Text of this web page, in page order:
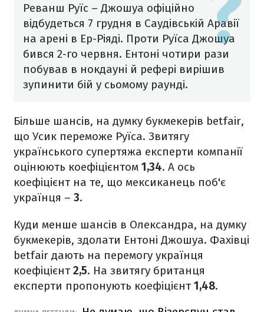
Реванш Руїс – Джошуа офіційно
відбудеться 7 грудня в Саудівській Аравії
на арені в Ер-Ріяді. Проти Руїса Джошуа
бився 2-го червня. Ентоні чотири рази
побував в нокдауні й рефері вирішив
зупинити бій у сьомому раунді.
Більше шансів, на думку букмекерів betfair,
що Усик переможе Руїса. Звитягу
українського супертяжа експерти компанії
оцінюють коефіцієнтом 1,34. А ось
коефіцієнт на те, що мексиканець поб'є
українця – 3.
Куди менше шансів в Олександра, на думку
букмекерів, здолати Ентоні Джошуа. Фахівці
betfair дають на перемогу українця
коефіцієнт2,5. На звитягу британця
експерти пропонують коефіцієнт1,48.